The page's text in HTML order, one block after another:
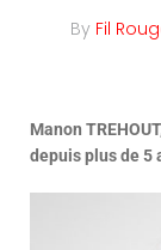
By Fil
Manon
depuis plus de 5